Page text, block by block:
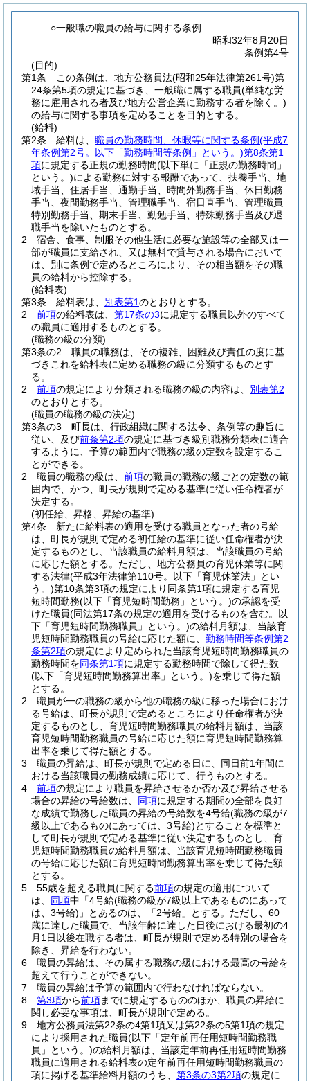
○一般職の職員の給与に関する条例
昭和32年8月20日
条例第4号
(目的)
第1条
この条例は、地方公務員法(昭和25年法律第261号)第
24条第5項の規定に基づき、一般職に属する職員(単純な労
務に雇用される者及び地方公営企業に勤務する者を除く。)
の給与に関する事項を定めることを目的とする。
(給料)
第2条
給料は、 職員の勤務時間、休暇等に関する条例(平成7
年条例第2号。以下「勤務時間等条例」という。)第8条第1
項に規定する正規の勤務時間(以下単に「正規の勤務時間」
という。)による勤務に対する報酬であって、扶養手当、地
域手当、住居手当、通勤手当、時間外勤務手当、休日勤務
手当、夜間勤務手当、管理職手当、宿日直手当、管理職員
特別勤務手当、期末手当、勤勉手当、特殊勤務手当及び退
職手当を除いたものとする。
2
宿舎、食事、制服その他生活に必要な施設等の全部又は一
部が職員に支給され、又は無料で貸与される場合において
は、別に条例で定めるところにより、その相当額をその職
員の給料から控除する。
(給料表)
第3条
給料表は、 別表第1のとおりとする。
2
前項の給料表は、 第17条の3に規定する職員以外のすべて
の職員に適用するものとする。
(職務の級の分類)
第3条の2
職員の職務は、その複雑、困難及び責任の度に基
づきこれを給料表に定める職務の級に分類するものとす
る。
2
前項の規定により分類される職務の級の内容は、 別表第2
のとおりとする。
(職員の職務の級の決定)
第3条の3
町長は、行政組織に関する法令、条例等の趣旨に
従い、及び前条第2項の規定に基づき級別職務分類表に適合
するように、予算の範囲内で職務の級の定数を設定するこ
とができる。
2
職員の職務の級は、 前項の職員の職務の級ごとの定数の範
囲内で、かつ、町長が規則で定める基準に従い任命権者が
決定する。
(初任給、昇格、昇給の基準)
第4条
新たに給料表の適用を受ける職員となった者の号給
は、町長が規則で定める初任給の基準に従い任命権者が決
定するものとし、当該職員の給料月額は、当該職員の号給
に応じた額とする。 ただし、地方公務員の育児休業等に関
する法律(平成3年法律第110号。以下「育児休業法」とい
う。)第10条第3項の規定により同条第1項に規定する育児
短時間勤務(以下「育児短時間勤務」という。)の承認を受
けた職員(同法第17条の規定の適用を受けるものを含む。以
下「育児短時間勤務職員」という。)の給料月額は、当該育
児短時間勤務職員の号給に応じた額に、 勤務時間等条例第2
条第2項の規定により定められた当該育児短時間勤務職員の
勤務時間を同条第1項に規定する勤務時間で除して得た数
(以下「育児短時間勤務算出率」という。)を乗じて得た額
とする。
2
職員が一の職務の級から他の職務の級に移った場合におけ
る号給は、町長が規則で定めるところにより任命権者が決
定するものとし、育児短時間勤務職員の給料月額は、当該
育児短時間勤務職員の号給に応じた額に育児短時間勤務算
出率を乗じて得た額とする。
3
職員の昇給は、町長が規則で定める日に、同日前1年間に
おける当該職員の勤務成績に応じて、行うものとする。
4
前項の規定により職員を昇給させるか否か及び昇給させる
場合の昇給の号給数は、 同項に規定する期間の全部を良好
な成績で勤務した職員の昇給の号給数を4号給(職務の級が7
級以上であるものにあっては、3号給)とすることを標準と
して町長が規則で定める基準に従い決定するものとし、育
児短時間勤務職員の給料月額は、当該育児短時間勤務職員
の号給に応じた額に育児短時間勤務算出率を乗じて得た額
とする。
5
55歳を超える職員に関する前項の規定の適用について
は、 同項中「4号給(職務の級が7級以上であるものにあって
は、3号給) 」とあるのは、「2号給」とする。 ただし、60
歳に達した職員で、当該年齢に達した日後における最初の4
月1日以後在職する者は、町長が規則で定める特別の場合を
除き、昇給を行わない。
6
職員の昇給は、その属する職務の級における最高の号給を
超えて行うことができない。
7
職員の昇給は予算の範囲内で行わなければならない。
8
第3項から前項までに規定するもののほか、職員の昇給に
関し必要な事項は、町長が規則で定める。
9
地方公務員法第22条の4第1項又は第22条の5第1項の規定
により採用された職員(以下「定年前再任用短時間勤務職
員」という。)の給料月額は、当該定年前再任用短時間勤務
職員に適用される給料表の定年前再任用短時間勤務職員の
項に掲げる基準給料月額のうち、 第3条の3第2項の規定に